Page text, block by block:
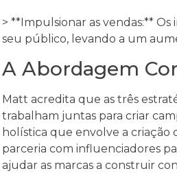
> **Impulsionar as vendas:**
seu público, levando a um
A Abordagem
Matt acredita que as três
trabalham juntas para criar
holística que envolve a criação
parceria com influenciadores
ajudar as marcas a construir